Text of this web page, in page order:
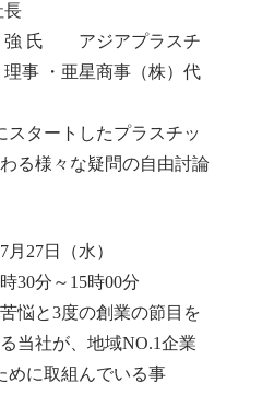
長
ジアプラスチ
事 ・亜星商事（株）代
したプラスチッ
る様々な疑問の自由討論
日（水）
分～15時00分
3度の創業の節目を
当社が、地域NO.1企業
めに取組んでいる事